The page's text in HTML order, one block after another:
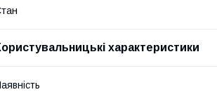
характеристики